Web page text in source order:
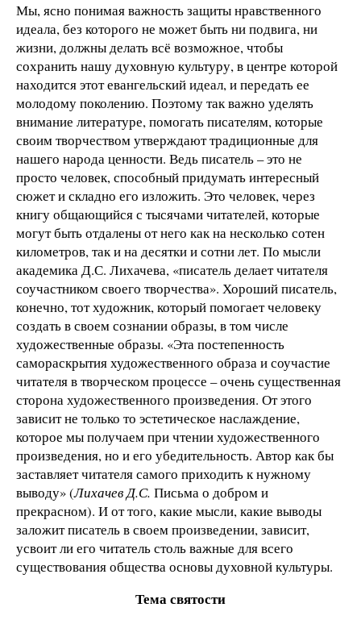
Мы, ясно понимая важность защиты нравственного
идеала, без которого не может быть ни подвига, ни
жизни, должны делать всё возможное, чтобы
сохранить нашу духовную культуру, в центре которой
находится этот евангельский идеал, и передать ее
молодому поколению. Поэтому так важно уделять
внимание литературе, помогать писателям, которые
своим творчеством утверждают традиционные для
нашего народа ценности. Ведь писатель – это не
просто человек, способный придумать интересный
сюжет и складно его изложить. Это человек, через
книгу общающийся с тысячами читателей, которые
могут быть отдалены от него как на несколько сотен
километров, так и на десятки и сотни лет. По мысли
академика Д.С. Лихачева, «писатель делает читателя
соучастником своего творчества». Хороший писатель,
конечно, тот художник, который помогает человеку
создать в своем сознании образы, в том числе
художественные образы. «Эта постепенность
самораскрытия художественного образа и соучастие
читателя в творческом процессе – очень существенная
сторона художественного произведения. От этого
зависит не только то эстетическое наслаждение,
которое мы получаем при чтении художественного
произведения, но и его убедительность. Автор как бы
заставляет читателя самого приходить к нужному
выводу» (Лихачев Д.С. Письма о добром и
прекрасном). И от того, какие мысли, какие выводы
заложит писатель в своем произведении, зависит,
усвоит ли его читатель столь важные для всего
существования общества основы духовной культуры.
Тема святости